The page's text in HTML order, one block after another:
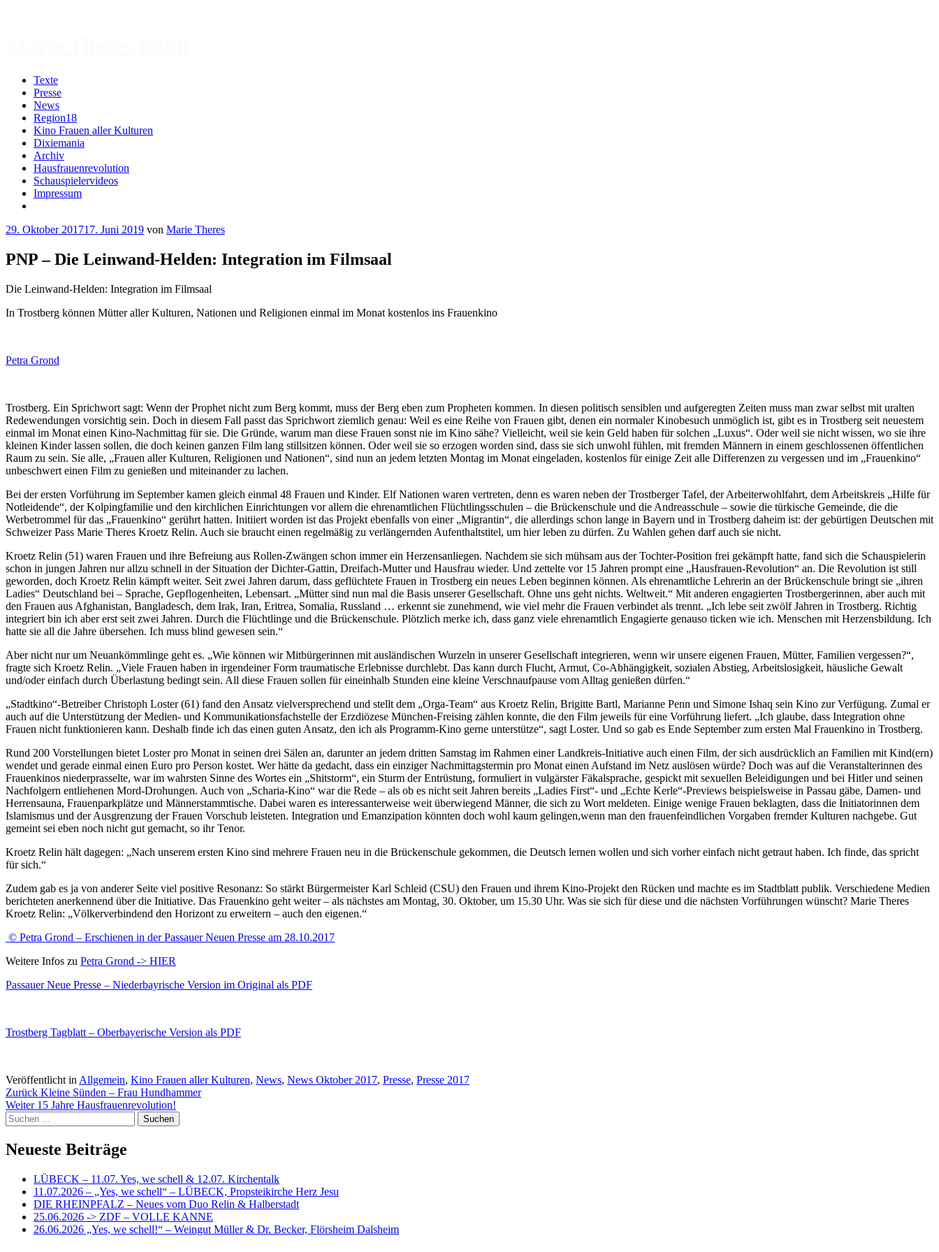
Texte
Presse
News
Region18
Kino Frauen aller Kulturen
Dixiemania
Archiv
Hausfrauenrevolution
Schauspielervideos
Impressum
29. Oktober 201717. Juni 2019 von Marie Theres
PNP – Die Leinwand-Helden: Integration im Filmsaal
Die Leinwand-Helden: Integration im Filmsaal
In Trostberg können Mütter aller Kulturen, Nationen und Religionen einmal im Monat kostenlos ins Frauenkino
Petra Grond
Trostberg. Ein Sprichwort sagt: Wenn der Prophet nicht zum Berg kommt, muss der Berg eben zum Propheten kommen. In diesen politisch sensiblen und aufgeregten Zeiten muss man zwar selbst mit uralten
Redewendungen vorsichtig sein. Doch in diesem Fall passt das Sprichwort ziemlich genau: Weil es eine Reihe von Frauen gibt, denen ein normaler Kinobesuch unmöglich ist, gibt es in Trostberg seit neuestem
einmal im Monat einen Kino-Nachmittag für sie. Die Gründe, warum man diese Frauen sonst nie im Kino sähe? Vielleicht, weil sie kein Geld haben für solchen „Luxus“. Oder weil sie nicht wissen, wo sie ihre
kleinen Kinder lassen sollen, die doch keinen ganzen Film lang stillsitzen können. Oder weil sie so erzogen worden sind, dass sie sich unwohl fühlen, mit fremden Männern in einem geschlossenen öffentlichen
Raum zu sein. Sie alle, „Frauen aller Kulturen, Religionen und Nationen“, sind nun an jedem letzten Montag im Monat eingeladen, kostenlos für einige Zeit alle Differenzen zu vergessen und im „Frauenkino“
unbeschwert einen Film zu genießen und miteinander zu lachen.
Bei der ersten Vorführung im September kamen gleich einmal 48 Frauen und Kinder. Elf Nationen waren vertreten, denn es waren neben der Trostberger Tafel, der Arbeiterwohlfahrt, dem Arbeitskreis „Hilfe für
Notleidende“, der Kolpingfamilie und den kirchlichen Einrichtungen vor allem die ehrenamtlichen Flüchtlingsschulen – die Brückenschule und die Andreasschule – sowie die türkische Gemeinde, die die
Werbetrommel für das „Frauenkino“ gerührt hatten. Initiiert worden ist das Projekt ebenfalls von einer „Migrantin“, die allerdings schon lange in Bayern und in Trostberg daheim ist: der gebürtigen Deutschen mit
Schweizer Pass Marie Theres Kroetz Relin. Auch sie braucht einen regelmäßig zu verlängernden Aufenthaltstitel, um hier leben zu dürfen. Zu Wahlen gehen darf auch sie nicht.
Kroetz Relin (51) waren Frauen und ihre Befreiung aus Rollen-Zwängen schon immer ein Herzensanliegen. Nachdem sie sich mühsam aus der Tochter-Position frei gekämpft hatte, fand sich die Schauspielerin
schon in jungen Jahren nur allzu schnell in der Situation der Dichter-Gattin, Dreifach-Mutter und Hausfrau wieder. Und zettelte vor 15 Jahren prompt eine „Hausfrauen-Revolution“ an. Die Revolution ist still
geworden, doch Kroetz Relin kämpft weiter. Seit zwei Jahren darum, dass geflüchtete Frauen in Trostberg ein neues Leben beginnen können. Als ehrenamtliche Lehrerin an der Brückenschule bringt sie „ihren
Ladies“ Deutschland bei – Sprache, Gepflogenheiten, Lebensart. „Mütter sind nun mal die Basis unserer Gesellschaft. Ohne uns geht nichts. Weltweit.“ Mit anderen engagierten Trostbergerinnen, aber auch mit
den Frauen aus Afghanistan, Bangladesch, dem Irak, Iran, Eritrea, Somalia, Russland … erkennt sie zunehmend, wie viel mehr die Frauen verbindet als trennt. „Ich lebe seit zwölf Jahren in Trostberg. Richtig
integriert bin ich aber erst seit zwei Jahren. Durch die Flüchtlinge und die Brückenschule. Plötzlich merke ich, dass ganz viele ehrenamtlich Engagierte genauso ticken wie ich. Menschen mit Herzensbildung. Ich
hatte sie all die Jahre übersehen. Ich muss blind gewesen sein.“
Aber nicht nur um Neuankömmlinge geht es. „Wie können wir Mitbürgerinnen mit ausländischen Wurzeln in unserer Gesellschaft integrieren, wenn wir unsere eigenen Frauen, Mütter, Familien vergessen?“,
fragte sich Kroetz Relin. „Viele Frauen haben in irgendeiner Form traumatische Erlebnisse durchlebt. Das kann durch Flucht, Armut, Co-Abhängigkeit, sozialen Abstieg, Arbeitslosigkeit, häusliche Gewalt
und/oder einfach durch Überlastung bedingt sein. All diese Frauen sollen für eineinhalb Stunden eine kleine Verschnaufpause vom Alltag genießen dürfen.“
„Stadtkino“-Betreiber Christoph Loster (61) fand den Ansatz vielversprechend und stellt dem „Orga-Team“ aus Kroetz Relin, Brigitte Bartl, Marianne Penn und Simone Ishaq sein Kino zur Verfügung. Zumal er
auch auf die Unterstützung der Medien- und Kommunikationsfachstelle der Erzdiözese München-Freising zählen konnte, die den Film jeweils für eine Vorführung liefert. „Ich glaube, dass Integration ohne
Frauen nicht funktionieren kann. Deshalb finde ich das einen guten Ansatz, den ich als Programm-Kino gerne unterstütze“, sagt Loster. Und so gab es Ende September zum ersten Mal Frauenkino in Trostberg.
Rund 200 Vorstellungen bietet Loster pro Monat in seinen drei Sälen an, darunter an jedem dritten Samstag im Rahmen einer Landkreis-Initiative auch einen Film, der sich ausdrücklich an Familien mit Kind(ern)
wendet und gerade einmal einen Euro pro Person kostet. Wer hätte da gedacht, dass ein einziger Nachmittagstermin pro Monat einen Aufstand im Netz auslösen würde? Doch was auf die Veranstalterinnen des
Frauenkinos niederprasselte, war im wahrsten Sinne des Wortes ein „Shitstorm“, ein Sturm der Entrüstung, formuliert in vulgärster Fäkalsprache, gespickt mit sexuellen Beleidigungen und bei Hitler und seinen
Nachfolgern entliehenen Mord-Drohungen. Auch von „Scharia-Kino“ war die Rede – als ob es nicht seit Jahren bereits „Ladies First“- und „Echte Kerle“-Previews beispielsweise in Passau gäbe, Damen- und
Herrensauna, Frauenparkplätze und Männerstammtische. Dabei waren es interessanterweise weit überwiegend Männer, die sich zu Wort meldeten. Einige wenige Frauen beklagten, dass die Initiatorinnen dem
Islamismus und der Ausgrenzung der Frauen Vorschub leisteten. Integration und Emanzipation könnten doch wohl kaum gelingen,wenn man den frauenfeindlichen Vorgaben fremder Kulturen nachgebe. Gut
gemeint sei eben noch nicht gut gemacht, so ihr Tenor.
Kroetz Relin hält dagegen: „Nach unserem ersten Kino sind mehrere Frauen neu in die Brückenschule gekommen, die Deutsch lernen wollen und sich vorher einfach nicht getraut haben. Ich finde, das spricht
für sich.“
Zudem gab es ja von anderer Seite viel positive Resonanz: So stärkt Bürgermeister Karl Schleid (CSU) den Frauen und ihrem Kino-Projekt den Rücken und machte es im Stadtblatt publik. Verschiedene Medien
berichteten anerkennend über die Initiative. Das Frauenkino geht weiter – als nächstes am Montag, 30. Oktober, um 15.30 Uhr. Was sie sich für diese und die nächsten Vorführungen wünscht? Marie Theres
Kroetz Relin: „Völkerverbindend den Horizont zu erweitern – auch den eigenen.“
© Petra Grond – Erschienen in der Passauer Neuen Presse am 28.10.2017
Weitere Infos zu Petra Grond -> HIER
Passauer Neue Presse – Niederbayrische Version im Original als PDF
Trostberg Tagblatt – Oberbayerische Version als PDF
Veröffentlicht in Allgemein, Kino Frauen aller Kulturen, News, News Oktober 2017, Presse, Presse 2017
Beitragsnavigation
Zurück Kleine Sünden – Frau Hundhammer
Weiter15 Jahre Hausfrauenrevolution!
Suchen
nach:
Neueste Beiträge
LÜBECK – 11.07. Yes, we schell & 12.07. Kirchentalk
11.07.2026 – „Yes, we schell“ – LÜBECK, Propsteikirche Herz Jesu
DIE RHEINPFALZ – Neues vom Duo Relin & Halberstadt
25.06.2026 -> ZDF – VOLLE KANNE
26.06.2026 „Yes, we schell!“ – Weingut Müller & Dr. Becker, Flörsheim Dalsheim